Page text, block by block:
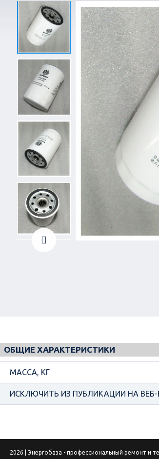
ОБЩИЕ ХАРАКТЕРИСТИКИ
МАССА, КГ
ИСКЛЮЧИТЬ ИЗ ПУБЛИКАЦИИ НА ВЕБ-
2026 | Энергобаза - профессиональный ремонт и